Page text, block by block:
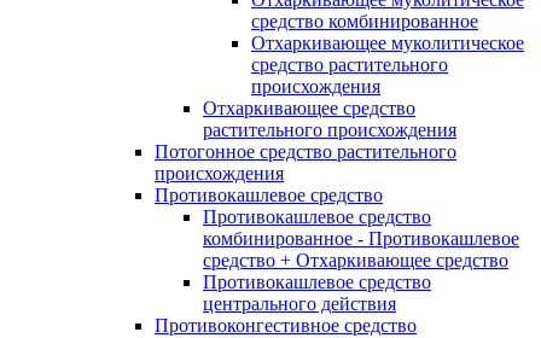
средство комбинированное
Отхаркивающее муколитическое
средство растительного
происхождения
Отхаркивающее средство
растительного происхождения
Потогонное средство растительного
происхождения
Противокашлевое средство
Противокашлевое средство
комбинированное - Противокашлевое
средство + Отхаркивающее средство
Противокашлевое средство
центрального действия
Противоконгестивное средство